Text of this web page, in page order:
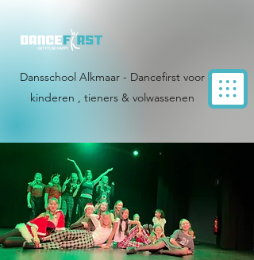
Dansschool Alkmaar - Dancefirst voor
kinderen , tieners & volwassenen